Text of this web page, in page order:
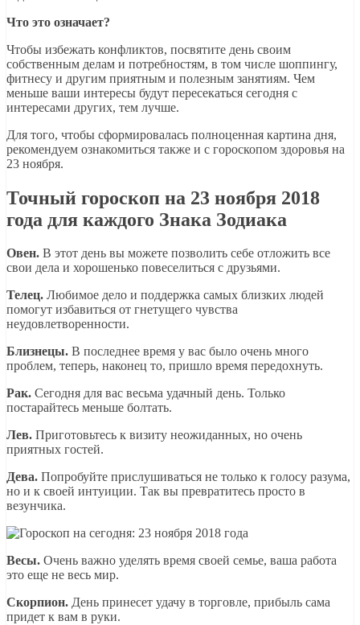
Что это означает?
Чтобы избежать конфликтов, посвятите день своим
собственным делам и потребностям, в том числе шоппингу,
фитнесу и другим приятным и полезным занятиям. Чем
меньше ваши интересы будут пересекаться сегодня с
интересами других, тем лучше.
Для того, чтобы сформировалась полноценная картина дня,
рекомендуем ознакомиться также и с гороскопом здоровья на
23 ноября.
Точный гороскоп на 23 ноября 2018
года для каждого Знака Зодиака
Овен. В этот день вы можете позволить себе отложить все
свои дела и хорошенько повеселиться с друзьями.
Телец. Любимое дело и поддержка самых близких людей
помогут избавиться от гнетущего чувства
неудовлетворенности.
Близнецы. В последнее время у вас было очень много
проблем, теперь, наконец то, пришло время передохнуть.
Рак. Сегодня для вас весьма удачный день. Только
постарайтесь меньше болтать.
Лев. Приготовьтесь к визиту неожиданных, но очень
приятных гостей.
Дева. Попробуйте прислушиваться не только к голосу разума,
но и к своей интуиции. Так вы превратитесь просто в
везунчика.
Весы. Очень важно уделять время своей семье, ваша работа
это еще не весь мир.
Скорпион. День принесет удачу в торговле, прибыль сама
придет к вам в руки.